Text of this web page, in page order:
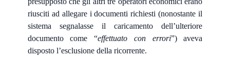
riusciti ad allegare i documenti richiesti (nonostante il
sistema segnalasse il caricamento dell’ulteriore
documento come “effettuato con errori”) aveva
disposto l’esclusione della ricorrente.